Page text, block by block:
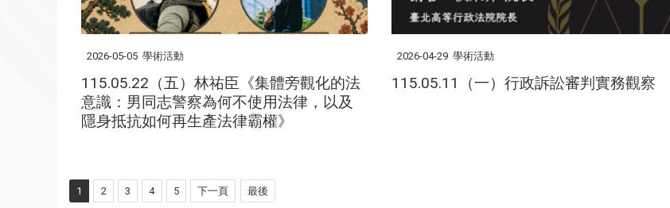
2026-05-05 學術活動
115.05.22（五）林祐臣《集體旁觀化的法
意識：男同志警察為何不使用法律，以及
隱身抵抗如何再生產法律霸權》
2026-04-29 學術活動
115.05.11（一）行政訴訟審判實務觀察
1 2 3 4 5 下一頁 最後